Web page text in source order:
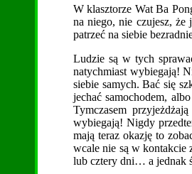
W klasztorze Wat Ba
na niego, nie czujesz, że
patrzeć na siebie
Ludzie są w tych
natychmiast wybiegają!
siebie samych. Bać się
jechać samochodem,
Tymczasem
wybiegają! Nigdy
mają teraz okazję to
wcale nie są w kontakcie
lub cztery dni… a jednak